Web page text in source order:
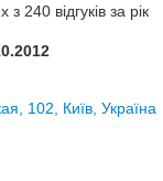
240 відгуків за рік
102, Київ, Україна